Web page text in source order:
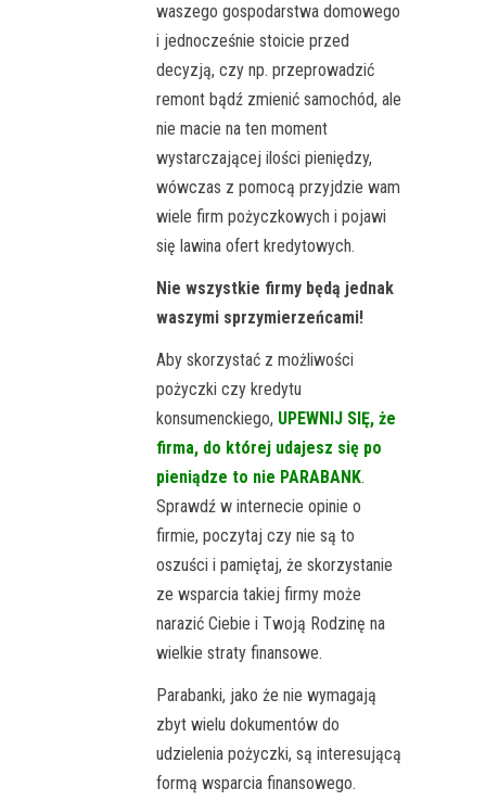
waszego gospodarstwa domowego
i jednocześnie stoicie przed
decyzją, czy np. przeprowadzić
remont bądź zmienić samochód, ale
nie macie na ten moment
wystarczającej ilości pieniędzy,
wówczas z pomocą przyjdzie wam
wiele firm pożyczkowych i pojawi
się lawina ofert kredytowych.
Nie wszystkie firmy będą jednak
waszymi sprzymierzeńcami!
Aby skorzystać z możliwości
pożyczki czy kredytu
konsumenckiego, UPEWNIJ SIĘ, że
firma, do której udajesz się po
pieniądze to nie PARABANK.
Sprawdź w internecie opinie o
firmie, poczytaj czy nie są to
oszuści i pamiętaj, że skorzystanie
ze wsparcia takiej firmy może
narazić Ciebie i Twoją Rodzinę na
wielkie straty finansowe.
Parabanki, jako że nie wymagają
zbyt wielu dokumentów do
udzielenia pożyczki, są interesującą
formą wsparcia finansowego.